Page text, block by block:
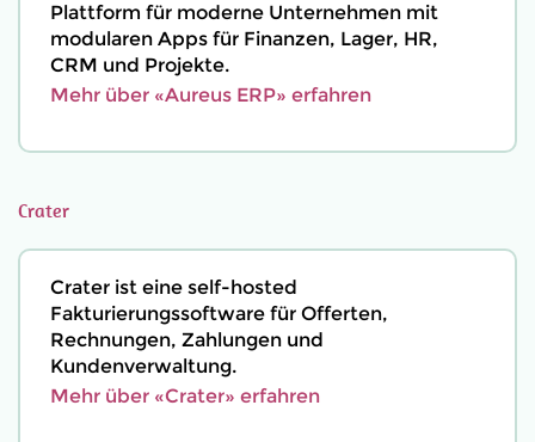
Plattform für moderne Unternehmen mit
modularen Apps für Finanzen, Lager, HR,
CRM und Projekte.
Mehr über «Aureus ERP» erfahren
Crater
Crater ist eine self-hosted
Fakturierungssoftware für Offerten,
Rechnungen, Zahlungen und
Kundenverwaltung.
Mehr über «Crater» erfahren